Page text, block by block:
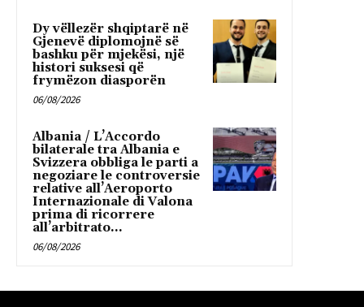
Dy vëllezër shqiptarë në
Gjenevë diplomojnë së
bashku për mjekësi, një
histori suksesi që
frymëzon diasporën
06/08/2026
Albania / L’Accordo
bilaterale tra Albania e
Svizzera obbliga le parti a
negoziare le controversie
relative all’Aeroporto
Internazionale di Valona
prima di ricorrere
all’arbitrato...
06/08/2026